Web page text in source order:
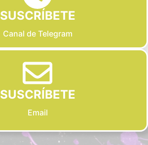
SUSCRÍBETE
Canal de Telegram
SUSCRÍBETE
Email